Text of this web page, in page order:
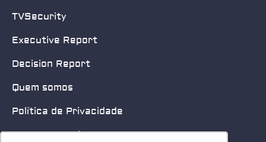
TVSecurity
Executive Report
Decision Report
Quem somos
Política de Privacidade
Quero patrocinar